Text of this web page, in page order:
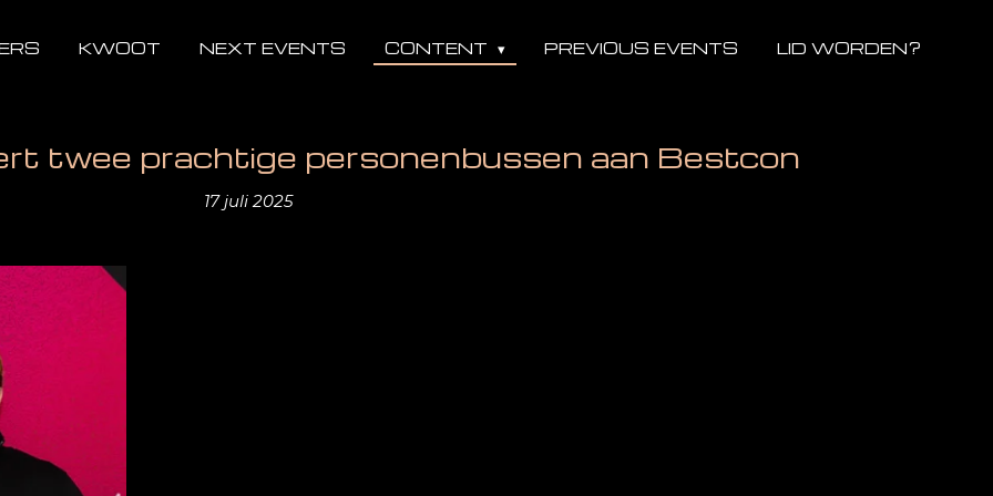
KWOOT NEXT EVENTS CONTENT PREVIOUS EVENTS LID WORDEN?
twee prachtige personenbussen aan Bestcon
17 juli 2025